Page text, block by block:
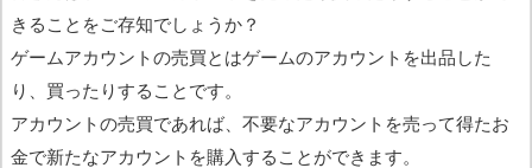
きることをご存知でしょうか？
ゲームアカウントの売買とはゲームのアカウントを出品した
り、買ったりすることです。
アカウントの売買であれば、不要なアカウントを売って得たお
金で新たなアカウントを購入することができます。